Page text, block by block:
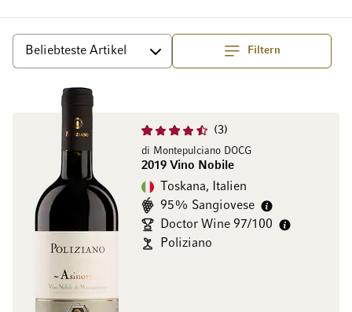
Filtern
Sortieren Top
3
di Montepulciano DOCG
2019 Vino Nobile
Toskana, Italien
95% Sangiovese
Doctor Wine 97/100
Poliziano